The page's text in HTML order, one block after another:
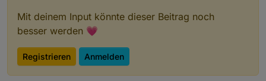
Mit deinem Input könnte dieser Beitrag noch
besser werden 💗
Registrieren Anmelden